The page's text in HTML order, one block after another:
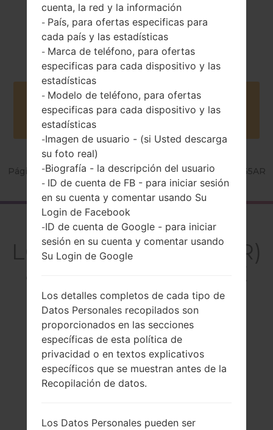
Android 6.0.x
Marshmallow
Mayo, 2015
Buy accessories on Amazon
Página principal →Serie →LG G4 Stylus LTE → LGH635AR
El resumen
LGH635AR(LGH635AR)
akaLG G4 Stylus LTE
Comparar
cuenta, la red y la información
- País, para ofertas especificas para
cada país y las estadísticas
- Marca de teléfono, para ofertas
especificas para cada dispositivo y las
estadísticas
- Modelo de teléfono, para ofertas
especificas para cada dispositivo y las
estadísticas
-Imagen de usuario - (si Usted descarga
su foto real)
-Biografía - la descripción del usuario
- ID de cuenta de FB - para iniciar sesión
en su cuenta y comentar usando Su
Login de Facebook
-ID de cuenta de Google - para iniciar
sesión en su cuenta y comentar usando
Su Login de Google
Los detalles completos de cada tipo de
Datos Personales recopilados son
proporcionados en las secciones
específicas de esta política de
privacidad o en textos explicativos
específicos que se muestran antes de la
Recopilación de datos.
Los Datos Personales pueden ser